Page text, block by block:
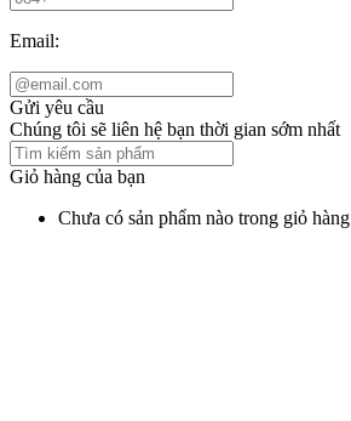
Email:
Gửi yêu cầu
Chúng tôi sẽ liên hệ bạn thời gian sớm nhất
Giỏ hàng của bạn
Chưa có sản phẩm nào trong giỏ hàng